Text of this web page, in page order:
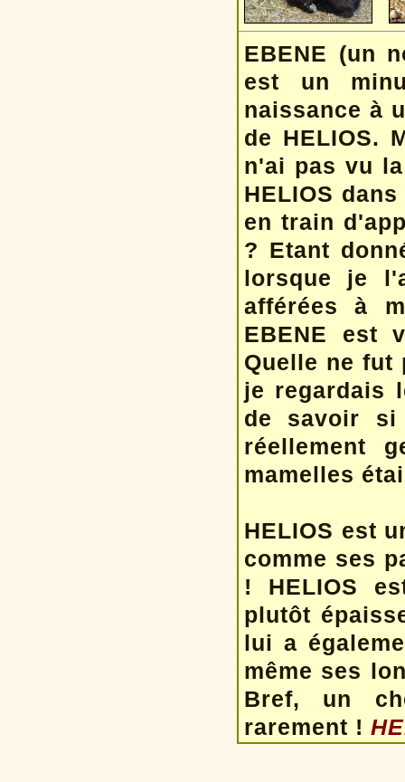
EBENE (un
est un
naissance à
de HELIOS.
n'ai pas vu
HELIOS
en train
? Etant
lorsque je
afférées à
EBENE est
Quelle ne fut
je regardais
de savoir si
réellement
mamelles
HELIOS est
comme ses
! HELIOS
plutôt
lui a
même ses
Bref, un
rarement !